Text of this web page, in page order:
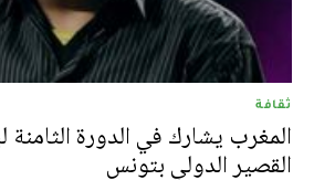
ثقافة
المغرب يشارك في الدورة الثامنة
القصير الدولي بتونس